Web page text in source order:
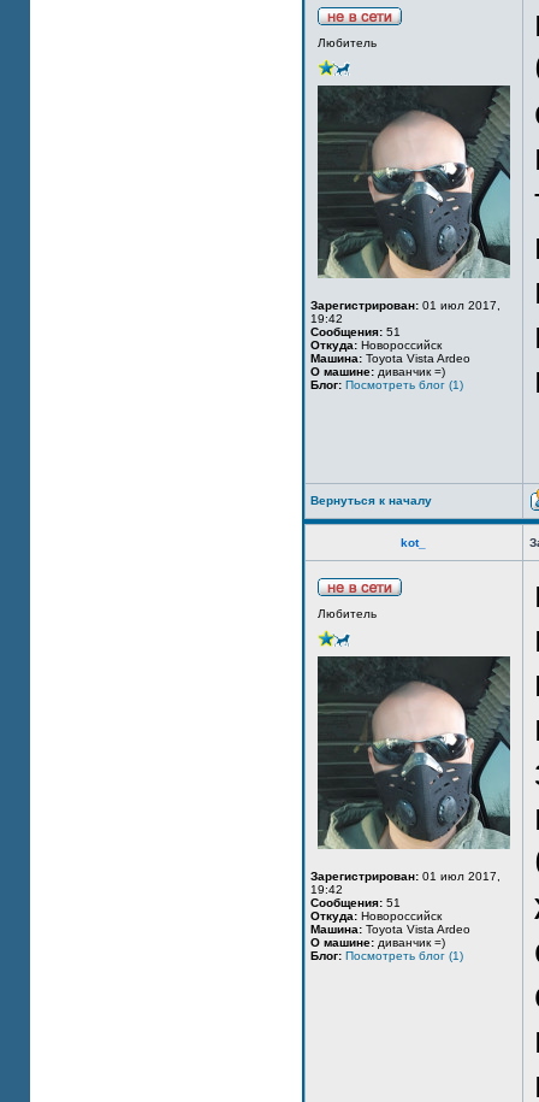
Любитель
Зарегистрирован: 01 июл 2017,
19:42
Сообщения: 51
Откуда: Новороссийск
Машина: Toyota Vista Ardeo
О машине: диванчик =)
Блог: Посмотреть блог (1)
Вернуться к началу
kot_
Любитель
Зарегистрирован: 01 июл 2017,
19:42
Сообщения: 51
Откуда: Новороссийск
Машина: Toyota Vista Ardeo
О машине: диванчик =)
Блог: Посмотреть блог (1)